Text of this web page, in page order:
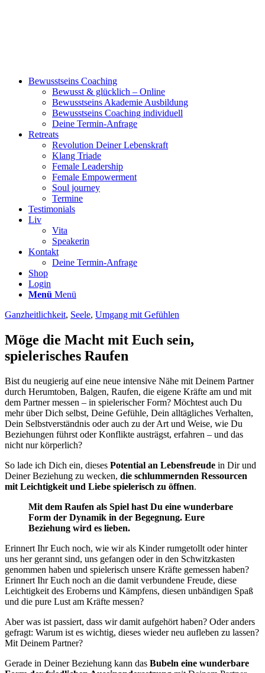
Bewusstseins Coaching
Bewusst & glücklich – Online
Bewusstseins Akademie Ausbildung
Bewusstseins Coaching individuell
Deine Termin-Anfrage
Retreats
Revolution Deiner Lebenskraft
Klang Triade
Female Leadership
Female Empowerment
Soul journey
Termine
Testimonials
Liv
Vita
Speakerin
Kontakt
Deine Termin-Anfrage
Shop
Login
Menü Menü
Ganzheitlichkeit, Seele, Umgang mit Gefühlen
Möge die Macht mit Euch sein,
spielerisches Raufen
Bist du neugierig auf eine neue intensive Nähe mit Deinem Partner
durch Herumtoben, Balgen, Raufen, die eigene Kräfte am und mit
dem Partner messen – in spielerischer Form? Möchtest auch Du
mehr über Dich selbst, Deine Gefühle, Dein alltägliches Verhalten,
Dein Selbstverständnis oder auch zu der Art und Weise, wie Du
Beziehungen führst oder Konflikte austrägst, erfahren – und das
nicht nur körperlich?
So lade ich Dich ein, dieses Potential an Lebensfreude in Dir und
Deiner Beziehung zu wecken, die schlummernden Ressourcen
mit Leichtigkeit und Liebe spielerisch zu öffnen.
Mit dem Raufen als Spiel hast Du eine wunderbare
Form der Dynamik in der Begegnung. Eure
Beziehung wird es lieben.
Erinnert Ihr Euch noch, wie wir als Kinder rumgetollt oder hinter
uns her gerannt sind, uns gefangen oder in den Schwitzkasten
genommen haben und spielerisch unsere Kräfte gemessen haben?
Erinnert Ihr Euch noch an die damit verbundene Freude, diese
Leichtigkeit des Eroberns und Kämpfens, diesen unbändigen Spaß
und die pure Lust am Kräfte messen?
Aber was ist passiert, dass wir damit aufgehört haben? Oder anders
gefragt: Warum ist es wichtig, dieses wieder neu aufleben zu lassen?
Mit Deinem Partner?
Gerade in Deiner Beziehung kann das Bubeln eine wunderbare